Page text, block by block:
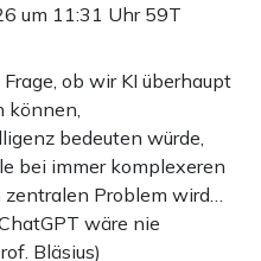
um 11:31 Uhr 59T
ob wir KI überhaupt
können,
bedeuten würde,
bei immer komplexeren
Problem wird…
wäre nie
Bläsius)